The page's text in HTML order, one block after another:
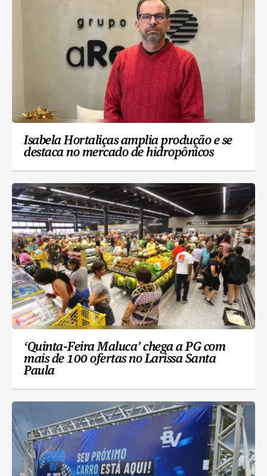
Isabela Hortaliças amplia produção e se
destaca no mercado de hidropônicos
‘Quinta-Feira Maluca’ chega a PG com
mais de 100 ofertas no Larissa Santa
Paula